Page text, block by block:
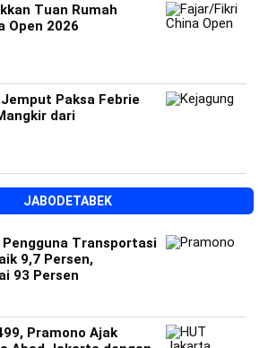
Tuan Rumah
Open 2026
Paksa Febrie
dari
JABODETABEK
Pengguna Transportasi
9,7 Persen,
93 Persen
Pramono Ajak